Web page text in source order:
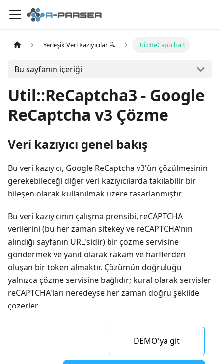
Yerleşik Veri Kazıyıcılar 🔍 Util::ReCaptcha3
Bu sayfanın içeriği
Util::ReCaptcha3 - Google
ReCaptcha v3 Çözme
Veri kazıyıcı genel bakış
Bu veri kazıyıcı, Google ReCaptcha v3'ün çözülmesinin
gerekebileceği diğer veri kazıyıcılarda takılabilir bir
bileşen olarak kullanılmak üzere tasarlanmıştır.
Bu veri kazıyıcının çalışma prensibi, reCAPTCHA
verilerini (bu her zaman sitekey ve reCAPTCHA'nın
alındığı sayfanın URL'sidir) bir çözme servisine
göndermek ve yanıt olarak rakam ve harflerden
oluşan bir token almaktır. Çözümün doğruluğu
yalnızca çözme servisine bağlıdır; kural olarak servisler
reCAPTCHA'ları neredeyse her zaman doğru şekilde
çözerler.
DEMO'ya git